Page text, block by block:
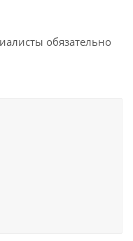
обязательно